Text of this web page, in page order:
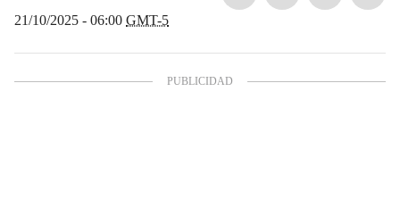
21/10/2025 - 06:00 GMT-5